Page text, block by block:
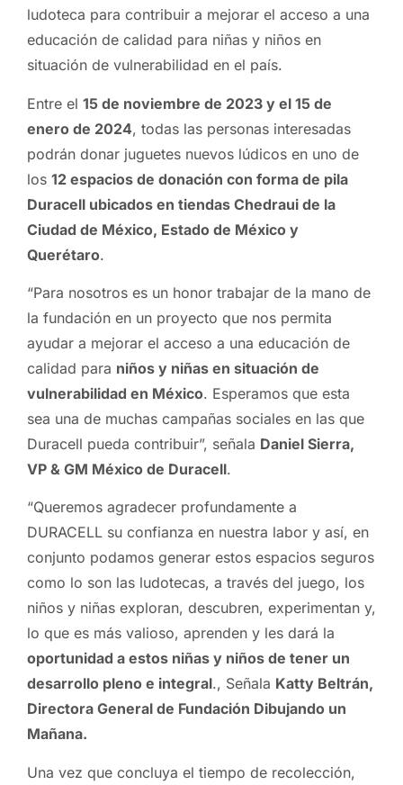
ludoteca para contribuir a mejorar el acceso a una
educación de calidad para niñas y niños en
situación de vulnerabilidad en el país.
Entre el 15 de noviembre de 2023 y el 15 de
enero de 2024, todas las personas interesadas
podrán donar juguetes nuevos lúdicos en uno de
los 12 espacios de donación con forma de pila
Duracell ubicados en tiendas Chedraui de la
Ciudad de México, Estado de México y
Querétaro.
“Para nosotros es un honor trabajar de la mano de
la fundación en un proyecto que nos permita
ayudar a mejorar el acceso a una educación de
calidad para niños y niñas en situación de
vulnerabilidad en México. Esperamos que esta
sea una de muchas campañas sociales en las que
Duracell pueda contribuir”, señala Daniel Sierra,
VP & GM México de Duracell.
“Queremos agradecer profundamente a
DURACELL su confianza en nuestra labor y así, en
conjunto podamos generar estos espacios seguros
como lo son las ludotecas, a través del juego, los
niños y niñas exploran, descubren, experimentan y,
lo que es más valioso, aprenden y les dará la
oportunidad a estos niñas y niños de tener un
desarrollo pleno e integral., Señala Katty Beltrán,
Directora General de Fundación Dibujando un
Mañana.
Una vez que concluya el tiempo de recolección,